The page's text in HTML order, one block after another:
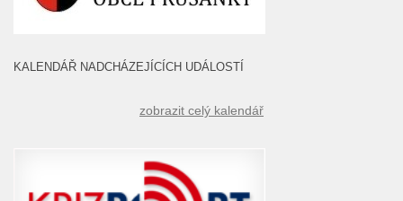
KALENDÁŘ NADCHÁZEJÍCÍCH UDÁLOSTÍ
zobrazit celý kalendář